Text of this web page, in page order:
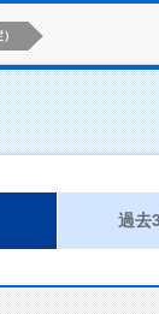
過去